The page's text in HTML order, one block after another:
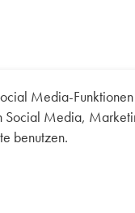
Media-
Social Media,
benutzen.